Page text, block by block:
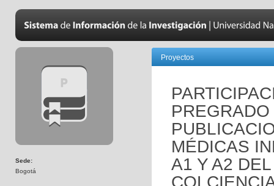
Sede:
Bogotá
Proyectos
MÉDICAS
A1 Y A2